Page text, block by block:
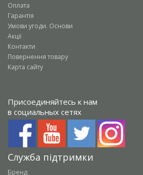
Оплата
Гарантія
Умови угоди. Основи
Акції
Контакти
Повернення товару
Карта сайту
Присоединяйтесь к нам
в социальных сетях
Служба підтримки
Бренд